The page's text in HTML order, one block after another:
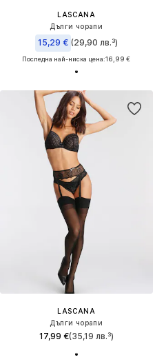
LASCANA
Дълги чорапи
15,29 € (29,90 лв.³)
Последна най-ниска цена:16,99 €
LASCANA
Дълги чорапи
17,99 €(35,19 лв.³)